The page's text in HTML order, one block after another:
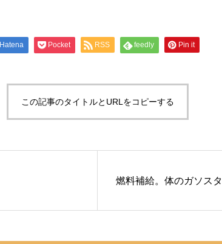
Hatena Pocket RSS feedly Pin it
この記事のタイトルとURLをコピーする
燃料補給。体のガソスタ